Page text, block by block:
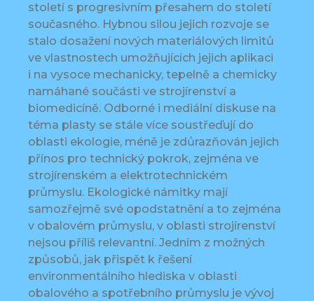
století s progresivním přesahem do století
současného. Hybnou silou jejich rozvoje se
stalo dosažení nových materiálových limitů
ve vlastnostech umožňujících jejich aplikaci
i na vysoce mechanicky, tepelně a chemicky
namáhané součásti ve strojírenství a
biomedicíně. Odborné i mediální diskuse na
téma plasty se stále více soustřeďují do
oblasti ekologie, méně je zdůrazňován jejich
přínos pro technický pokrok, zejména ve
strojírenském a elektrotechnickém
průmyslu. Ekologické námitky mají
samozřejmě své opodstatnění a to zejména
v obalovém průmyslu, v oblasti strojírenství
nejsou příliš relevantní. Jedním z možných
způsobů, jak přispět k řešení
environmentálního hlediska v oblasti
obalového a spotřebního průmyslu je vývoj